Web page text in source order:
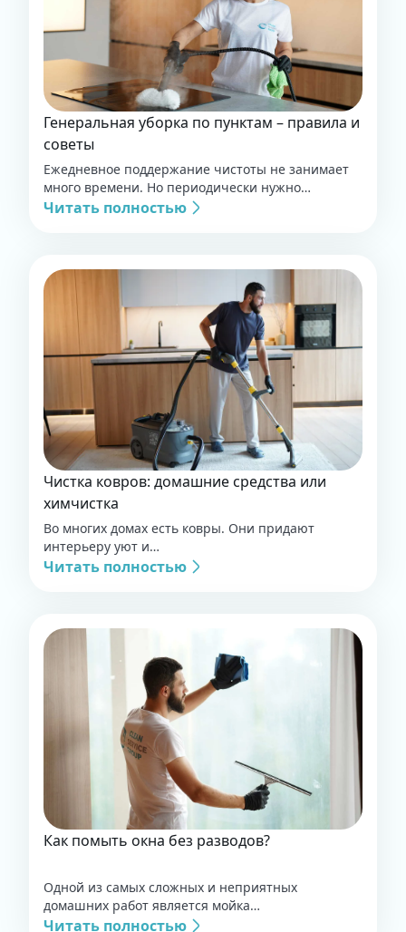
Генеральная уборка по пунктам – правила и
советы
Ежедневное поддержание чистоты не занимает
много времени. Но периодически нужно…
Читать полностью
Чистка ковров: домашние средства или
химчистка
Во многих домах есть ковры. Они придают
интерьеру уют и…
Читать полностью
Как помыть окна без разводов?
Одной из самых сложных и неприятных
домашних работ является мойка…
Читать полностью